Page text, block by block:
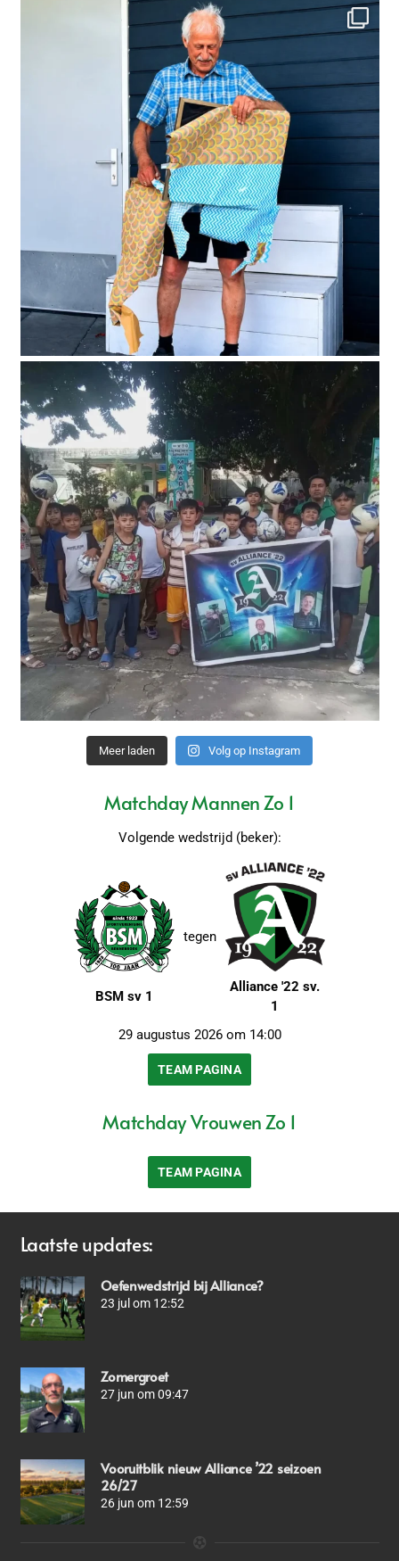
Meer laden Volg op Instagram
Matchday Mannen Zo 1
Volgende wedstrijd (beker):
BSM sv 1
tegen
Alliance '22 sv.
1
29 augustus 2026 om 14:00
TEAM PAGINA
Matchday Vrouwen Zo 1
TEAM PAGINA
Laatste updates:
Oefenwedstrijd bij Alliance?
23 jul om 12:52
Zomergroet
27 jun om 09:47
Vooruitblik nieuw Alliance ’22 seizoen
26/27
26 jun om 12:59